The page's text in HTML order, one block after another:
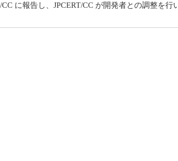
に報告し、JPCERT/CC が開発者との調整を行